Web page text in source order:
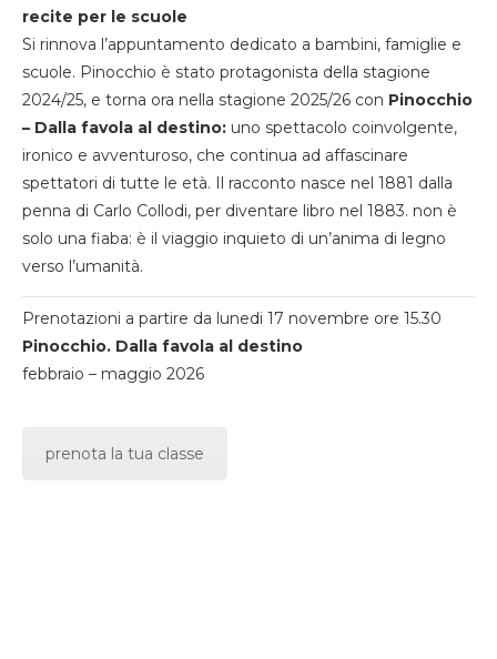
recite per le scuole
Si rinnova l’appuntamento dedicato a bambini, famiglie e
scuole. Pinocchio è stato protagonista della stagione
2024/25, e torna ora nella stagione 2025/26 con Pinocchio
– Dalla favola al destino: uno spettacolo coinvolgente,
ironico e avventuroso, che continua ad affascinare
spettatori di tutte le età. Il racconto nasce nel 1881 dalla
penna di Carlo Collodi, per diventare libro nel 1883. non è
solo una fiaba: è il viaggio inquieto di un’anima di legno
verso l’umanità.
Prenotazioni a partire da lunedi 17 novembre ore 15.30
Pinocchio. Dalla favola al destino
febbraio – maggio 2026
prenota la tua classe